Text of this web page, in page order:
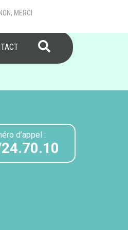
NON, MERCI
RECHERCHER
d’appel :